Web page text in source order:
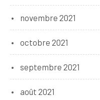
novembre 2021
octobre 2021
septembre 2021
août 2021